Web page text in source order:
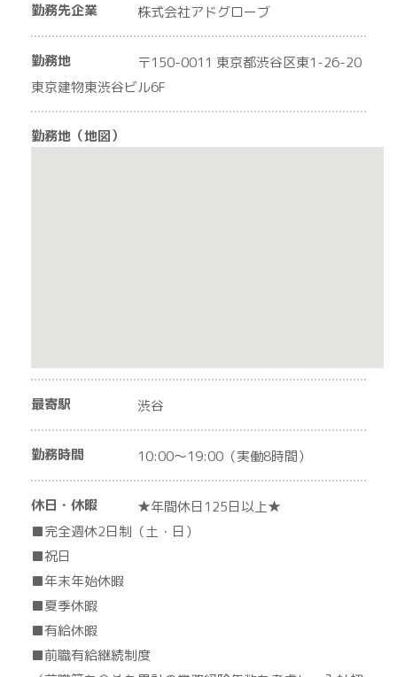
勤務先企業 株式会社アドグローブ
勤務地
〒150-0011 東京都渋谷区東1-26-20
東京建物東渋谷ビル6F
勤務地（地図）
最寄駅 渋谷
勤務時間 10:00〜19:00（実働8時間）
休日・休暇
★年間休日125日以上★
■完全週休2日制（土・日）
■祝日
■年末年始休暇
■夏季休暇
■有給休暇
■前職有給継続制度